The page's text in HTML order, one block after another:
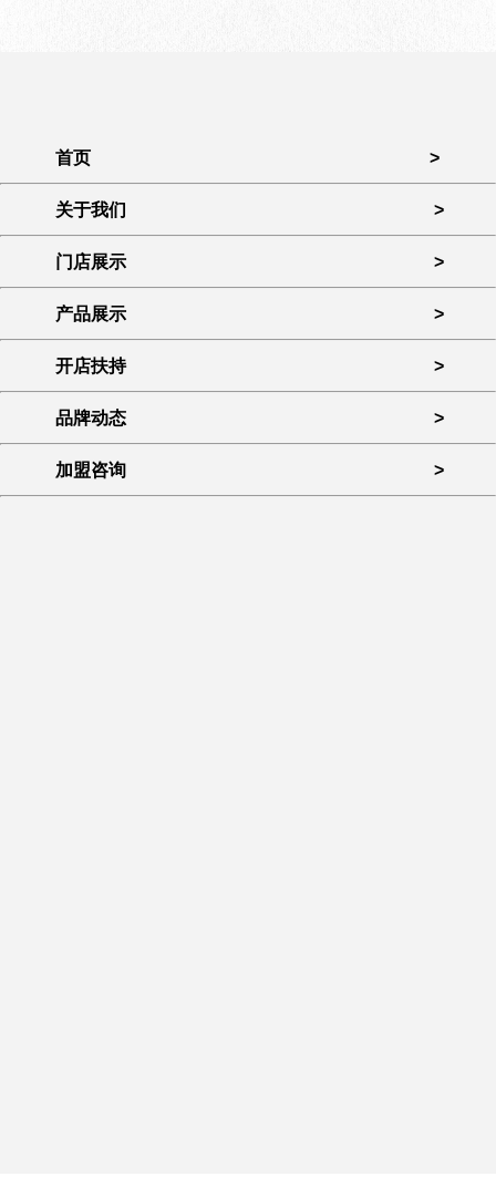
首页 >
关于我们 >
门店展示 >
产品展示 >
开店扶持 >
品牌动态 >
加盟咨询 >